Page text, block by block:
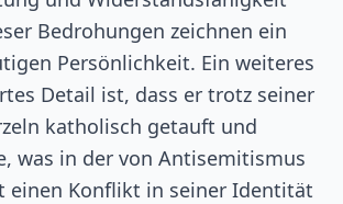
Bedrohungen zeichnen ein
Persönlichkeit. Ein weiteres
Detail ist, dass er trotz seiner
katholisch getauft und
was in der von Antisemitismus
einen Konflikt in seiner Identität